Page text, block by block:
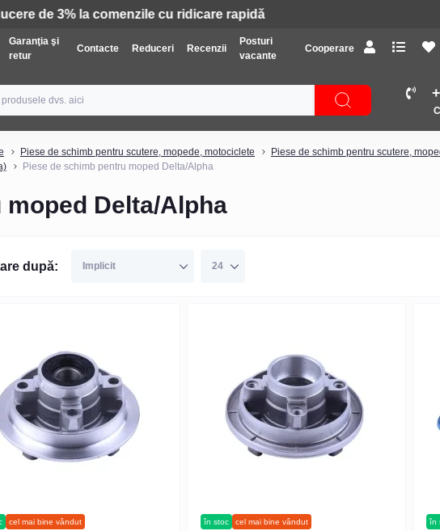
Tehnică: Livrare gratuită
Garanţia şi
retur
Contacte Reduceri Recenzii
Posturi
vacante
Cooperare
Piese de schimb pentru scutere, mopede, motociclete
Piese de schimb pentru scutere,
Piese de schimb pentru moped Delta/Alpha
Delta/Alpha
după:
cel mai bine vândut în stoc cel mai bine vândut în